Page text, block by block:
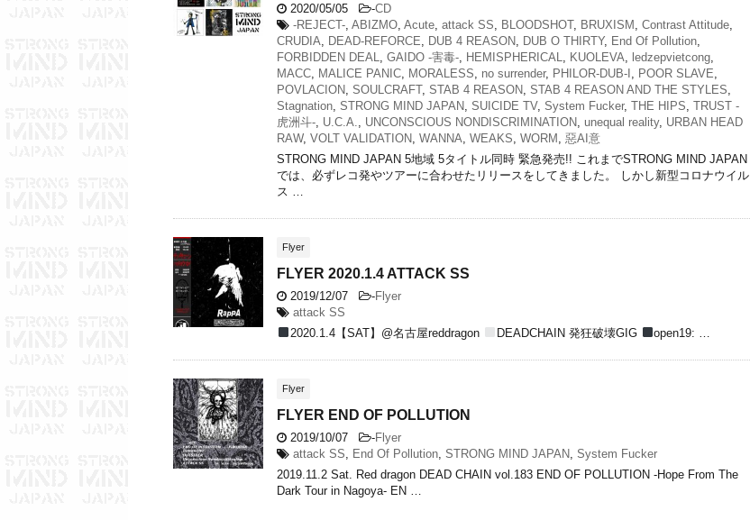
2020/05/05 -CD
-REJECT- ABIZMO Acute attack SS BLOODSHOT, BRUXISM Contrast Attitude
CRUDIA
DEAD-REFORCE DUB 4 REASON DUB O THIRTY, End Of Pollution
FORBIDDEN DEAL
GAIDO -害毒- HEMISPHERICAL KUOLEVA ledzepvietcong
MACC
MALICE PANIC MORALESS no surrender, PHILOR-DUB-I POOR SLAVE
POVLACION
SOULCRAFT, STAB 4 REASON STAB 4 REASON AND THE STYLES
Stagnation STRONG MIND JAPAN SUICIDE TV, System Fucker, THE HIPS TRUST -
虎洲斗- U.C.A. UNCONSCIOUS NONDISCRIMINATION unequal reality, URBAN HEAD
RAW, VOLT VALIDATION WANNA WEAKS WORM
惡AI意
STRONG MIND JAPAN 5地域 5タイトル同時 緊急発売!! これまでSTRONG MIND JAPAN
では、必ずレコ発やツアーに合わせたリリースをしてきました。 しかし新型コロナウイル
ス …
Flyer
FLYER 2020.1.4 ATTACK SS
2019/12/07 -Flyer
attack SS
2020.1.4【SAT】@名古屋reddragon
DEADCHAIN 発狂破壊GIG open19: …
Flyer
FLYER END OF POLLUTION
2019/10/07 -Flyer
attack SS
End Of Pollution STRONG MIND JAPAN
System Fucker
2019.11.2 Sat. Red dragon DEAD CHAIN vol.183 END OF POLLUTION -Hope From The
Dark Tour in Nagoya- EN …